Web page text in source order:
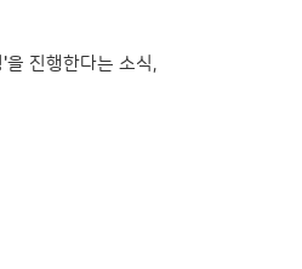
'을 진행한다는 소식,